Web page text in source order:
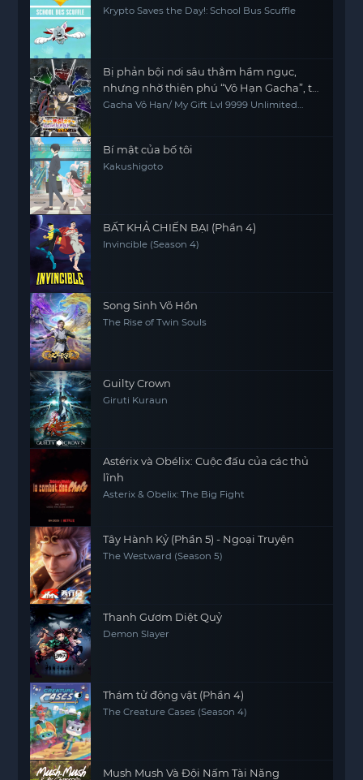
Krypto Saves the Day!: School Bus Scuffle
Bị phản bội nơi sâu thẳm hầm ngục,
nhưng nhờ thiên phú “Vô Hạn Gacha”, tôi
chiêu mộ các đồng đội cấp 9999 để trả
Gacha Vô Hạn/ My Gift Lvl 9999 Unlimited
Bí mật của bố tôi
Kakushigoto
BẤT KHẢ CHIẾN BẠI (Phần 4)
Invincible (Season 4)
Song Sinh Võ Hồn
The Rise of Twin Souls
Guilty Crown
Giruti Kuraun
Astérix và Obélix: Cuộc đấu của các thủ
lĩnh
Asterix & Obelix: The Big Fight
Tây Hành Kỷ (Phần 5) - Ngoại Truyện
The Westward (Season 5)
Thanh Gươm Diệt Quỷ
Demon Slayer
Thám tử động vật (Phần 4)
The Creature Cases (Season 4)
Mush Mush Và Đội Nấm Tài Năng